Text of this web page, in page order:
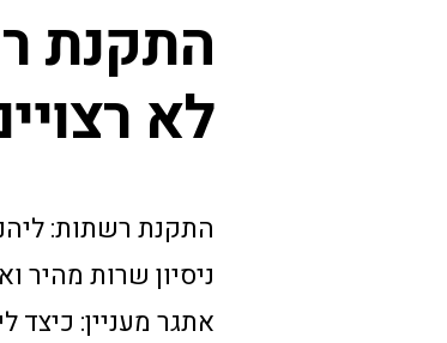
התקנת
לא
ניסיון שרות מהיר
אתגר מעניין: כיצד